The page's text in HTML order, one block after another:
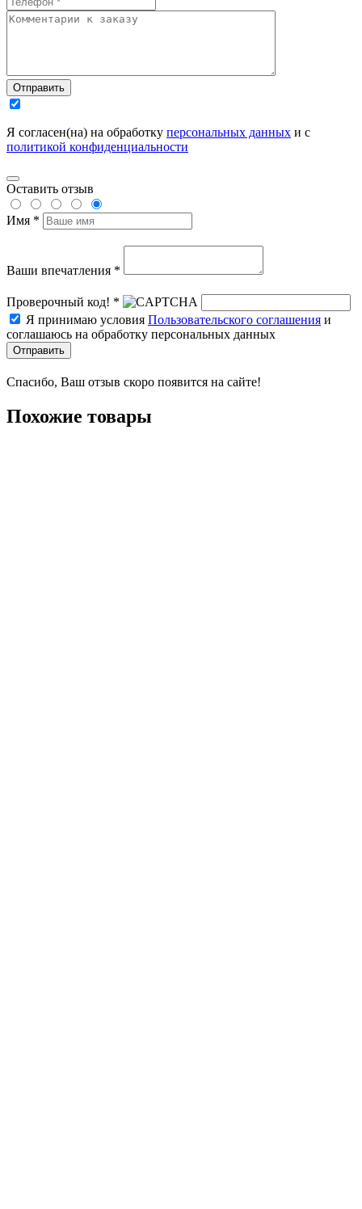
Отправить
Я согласен(на) на обработку персональных данных и с
политикой конфиденциальности
Оставить отзыв
Имя *
Ваши впечатления *
Проверочный код! *
Я принимаю условия Пользовательского соглашения и
соглашаюсь на обработку персональных данных
Отправить
Спасибо, Ваш отзыв скоро появится на сайте!
Похожие товары